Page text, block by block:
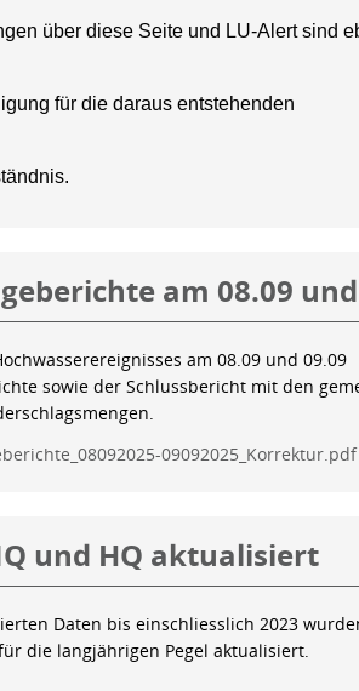
über diese Seite und LU-Alert sind
für die daraus entstehenden
am 08.09
am 08.09 und 09.09
sowie der Schlussbericht mit den
09092025_Korrektur.pdf
und HQ aktualisiert
Daten bis einschliesslich 2023
die langjährigen Pegel aktualisiert.